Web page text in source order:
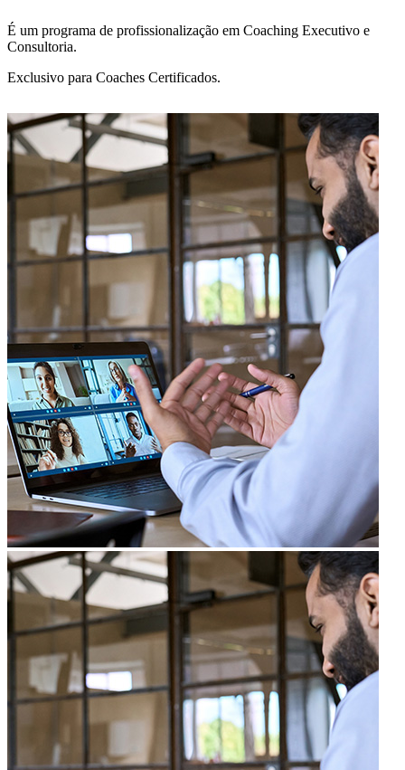
É um programa de profissionalização em Coaching Executivo e
Consultoria.
Exclusivo para Coaches Certificados.